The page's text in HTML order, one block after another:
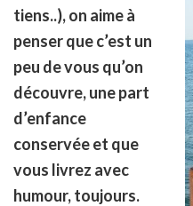
tiens..), on aime à
penser que c’est un
peu de vous qu’on
découvre, une part
d’enfance
conservée et que
vous livrez avec
humour, toujours.